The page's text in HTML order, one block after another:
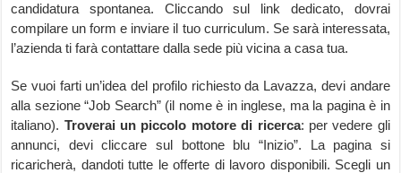
candidatura spontanea. Cliccando sul link dedicato, dovrai
compilare un form e inviare il tuo curriculum. Se sarà interessata,
l’azienda ti farà contattare dalla sede più vicina a casa tua.
Se vuoi farti un’idea del profilo richiesto da Lavazza, devi andare
alla sezione “Job Search” (il nome è in inglese, ma la pagina è in
italiano). Troverai un piccolo motore di ricerca: per vedere gli
annunci, devi cliccare sul bottone blu “Inizio”. La pagina si
ricaricherà, dandoti tutte le offerte di lavoro disponibili. Scegli un